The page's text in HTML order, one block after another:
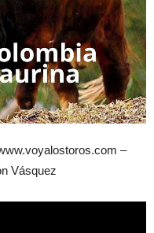
–
Vásquez